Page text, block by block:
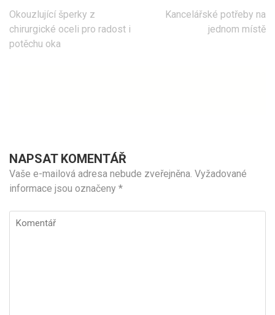
Navigace
pro
příspěvek
Okouzlující šperky z
chirurgické oceli pro radost i
potěchu oka
Kancelářské potřeby na
jednom místě
NAPSAT KOMENTÁŘ
Vaše e-mailová adresa nebude zveřejněna. Vyžadované
informace jsou označeny *
Komentář